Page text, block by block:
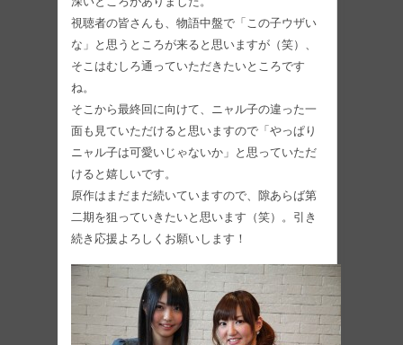
視聴者の皆さんも、物語中盤で「この子ウザい
な」と思うところが来ると思いますが（笑）、
そこはむしろ通っていただきたいところです
ね。
そこから最終回に向けて、ニャル子の違った一
面も見ていただけると思いますので「やっぱり
ニャル子は可愛いじゃないか」と思っていただ
けると嬉しいです。
原作はまだまだ続いていますので、隙あらば第
二期を狙っていきたいと思います（笑）。引き
続き応援よろしくお願いします！